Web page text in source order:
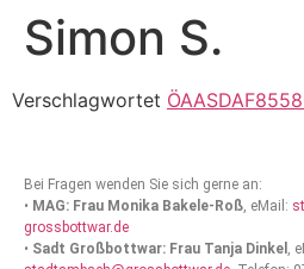
Simon S.
Verschlagwortet
Bei Fragen wenden Sie sich gerne an:
• MAG: Frau Monika Bakele-Roß, eMail:
grossbottwar.de
• Sadt Großbottwar: Frau Tanja Dinkel ,